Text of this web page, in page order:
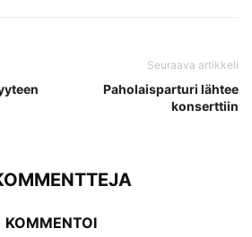
Seuraava artikkeli
Paholaisparturi lähtee
konserttiin
KOMMENTOI